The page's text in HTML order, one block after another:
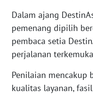
Dalam ajang
pemenang dipilih
pembaca setia
perjalanan
Penilaian mencakup
kualitas layanan,
WN
WN
SULBAR
WN